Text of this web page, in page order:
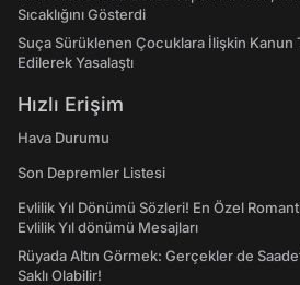
Sıcaklığını Gösterdi
Suça Sürüklenen Çocuklara İlişkin Kanun
Edilerek Yasalaştı
Hızlı Erişim
Hava Durumu
Son Depremler Listesi
Evlilik Yıl Dönümü Sözleri! En Özel
Evlilik Yıl dönümü Mesajları
Rüyada Altın Görmek: Gerçekler de
Saklı Olabilir!